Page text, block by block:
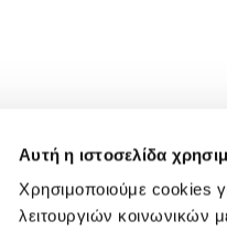
Αυτή η ιστοσελίδα
Χρησιμοποιούμε cookies
λειτουργιών κοινωνικών